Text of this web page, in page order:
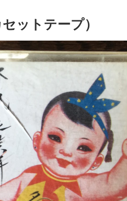
ットテープ）